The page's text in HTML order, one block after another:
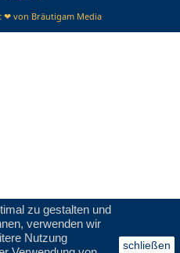
zu gestalten und
verwenden wir
Nutzung
schließen
❤ von Bräutigam Media